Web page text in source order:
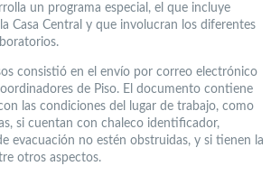
un programa especial, el que incluye
Casa Central y que involucran los diferentes
consistió en el envío por correo electrónico
de Piso. El documento contiene
las condiciones del lugar de trabajo, como
si cuentan con chaleco identificador,
evacuación no estén obstruidas, y si tienen la
otros aspectos.